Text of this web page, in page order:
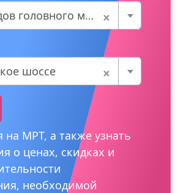
×
головного мозга
×
шоссе
на МРТ, а также узнать
о ценах, скидках и
необходимой